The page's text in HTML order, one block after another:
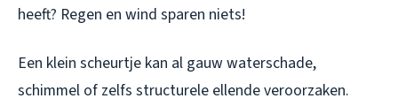
heeft? Regen en wind sparen niets!
Een klein scheurtje kan al gauw waterschade,
schimmel of zelfs structurele ellende veroorzaken.